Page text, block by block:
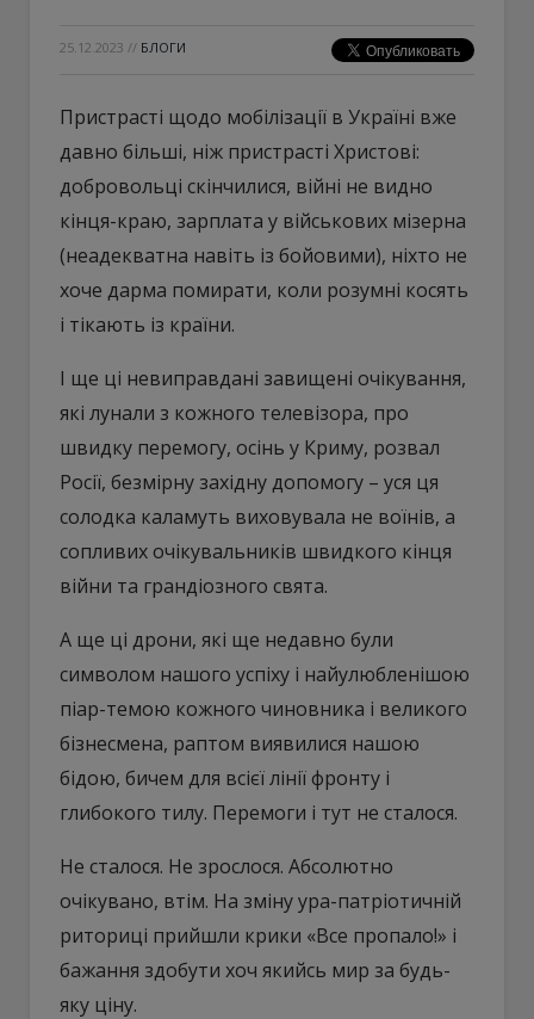
25.12.2023 // БЛОГИ
Пристрасті щодо мобілізації в Україні вже
давно більші, ніж пристрасті Христові:
добровольці скінчилися, війні не видно
кінця-краю, зарплата у військових мізерна
(неадекватна навіть із бойовими), ніхто не
хоче дарма помирати, коли розумні косять
і тікають із країни.
І ще ці невиправдані завищені очікування,
які лунали з кожного телевізора, про
швидку перемогу, осінь у Криму, розвал
Росії, безмірну західну допомогу – уся ця
солодка каламуть виховувала не воїнів, а
сопливих очікувальників швидкого кінця
війни та грандіозного свята.
А ще ці дрони, які ще недавно були
символом нашого успіху і найулюбленішою
піар-темою кожного чиновника і великого
бізнесмена, раптом виявилися нашою
бідою, бичем для всієї лінії фронту і
глибокого тилу. Перемоги і тут не сталося.
Не сталося. Не зрослося. Абсолютно
очікувано, втім. На зміну ура-патріотичній
риториці прийшли крики «Все пропало!» і
бажання здобути хоч якийсь мир за будь-
яку ціну.